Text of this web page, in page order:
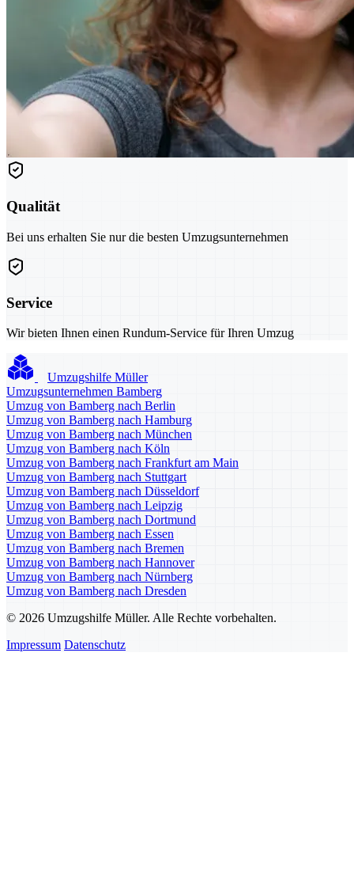
Qualität
Bei uns erhalten Sie nur die besten Umzugsunternehmen
Service
Wir bieten Ihnen einen Rundum-Service für Ihren Umzug
Umzugshilfe Müller
Umzugsunternehmen Bamberg
Umzug von Bamberg nach Berlin
Umzug von Bamberg nach Hamburg
Umzug von Bamberg nach München
Umzug von Bamberg nach Köln
Umzug von Bamberg nach Frankfurt am Main
Umzug von Bamberg nach Stuttgart
Umzug von Bamberg nach Düsseldorf
Umzug von Bamberg nach Leipzig
Umzug von Bamberg nach Dortmund
Umzug von Bamberg nach Essen
Umzug von Bamberg nach Bremen
Umzug von Bamberg nach Hannover
Umzug von Bamberg nach Nürnberg
Umzug von Bamberg nach Dresden
© 2026 Umzugshilfe Müller. Alle Rechte vorbehalten.
Impressum Datenschutz